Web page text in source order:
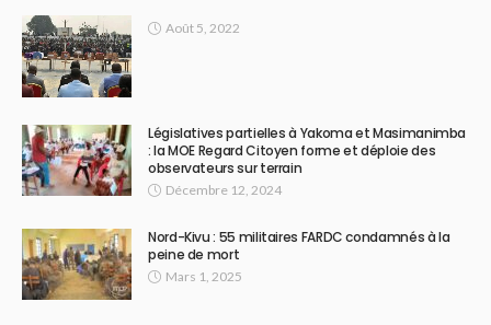
Août 5, 2022
Législatives partielles à Yakoma et Masimanimba
: la MOE Regard Citoyen forme et déploie des
observateurs sur terrain
Décembre 12, 2024
Nord-Kivu : 55 militaires FARDC condamnés à la
peine de mort
Mars 1, 2025